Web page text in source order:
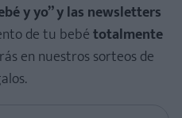
y yo” y las newsletters
de tu bebétotalmente
en nuestros sorteos de